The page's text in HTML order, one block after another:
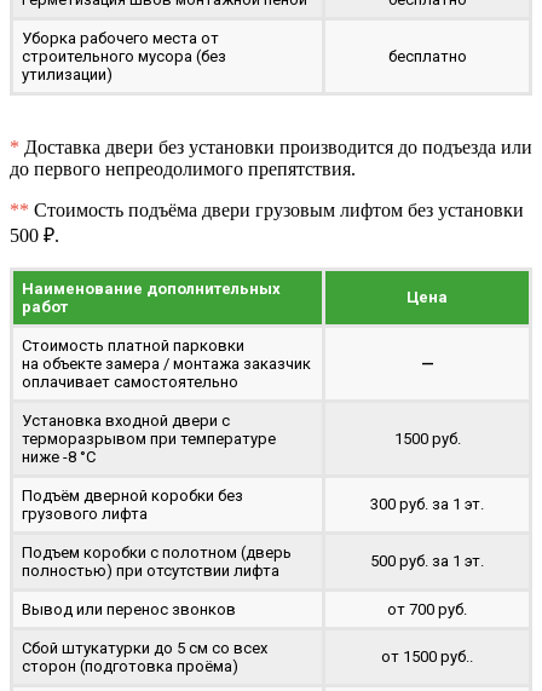
Уборка рабочего места от
строительного мусора (без
утилизации)
бесплатно
* Доставка двери без установки производится до подъезда или
до первого непреодолимого препятствия.
** Стоимость подъёма двери грузовым лифтом без установки
500 ₽.
Наименование дополнительных
работ
Цена
Стоимость платной парковки
на объекте замера / монтажа заказчик
оплачивает самостоятельно
—
Установка входной двери с
терморазрывом при температуре
ниже -8 °C
1500 руб.
Подъём дверной коробки без
грузового лифта
300 руб. за 1 эт.
Подъем коробки с полотном (дверь
полностью) при отсутствии лифта
500 руб. за 1 эт.
Вывод или перенос звонков от 700 руб.
Сбой штукатурки до 5 см со всех
сторон (подготовка проёма)
от 1500 руб..